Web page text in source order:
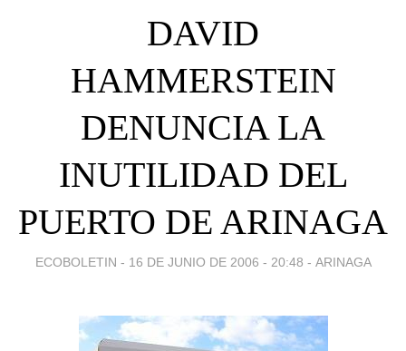
DAVID
HAMMERSTEIN
DENUNCIA LA
INUTILIDAD DEL
PUERTO DE ARINAGA
ECOBOLETIN - 16 DE JUNIO DE 2006 - 20:48 - ARINAGA